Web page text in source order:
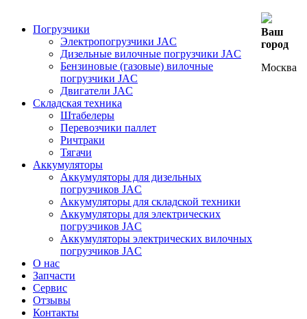
Погрузчики
Электропогрузчики JAC
Дизельные вилочные погрузчики JAC
Бензиновые (газовые) вилочные
погрузчики JAC
Двигатели JAC
Складская техника
Штабелеры
Перевозчики паллет
Ричтраки
Тягачи
Аккумуляторы
Аккумуляторы для дизельных
погрузчиков JAC
Аккумуляторы для складской техники
Аккумуляторы для электрических
погрузчиков JAC
Аккумуляторы электрических вилочных
погрузчиков JAC
О нас
Запчасти
Сервис
Отзывы
Контакты
Ваш
город
Москва